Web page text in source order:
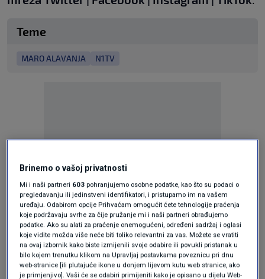
Teme
MARO ALAVANJA N1TV
KAKVO JE TVOJE MIŠLJENJE O OVOME?
Pridruži se raspravi ili pročitaj komentare
Brinemo o vašoj privatnosti
Mi i naši partneri 603 pohranjujemo osobne podatke, kao što su podaci o
pregledavanju ili jedinstveni identifikatori, i pristupamo im na vašem
uređaju. Odabirom opcije Prihvaćam omogućit ćete tehnologije praćenja
koje podržavaju svrhe za čije pružanje mi i naši partneri obrađujemo
podatke. Ako su alati za praćenje onemogućeni, određeni sadržaj i oglasi
koje vidite možda više neće biti toliko relevantni za vas. Možete se vratiti
na ovaj izbornik kako biste izmijenili svoje odabire ili povukli pristanak u
bilo kojem trenutku klikom na Upravljaj postavkama poveznicu pri dnu
web-stranice [ili plutajuće ikone u donjem lijevom kutu web stranice, ako
je primjenjivo]. Vaši će se odabiri primijeniti kako je opisano u dijelu Web-